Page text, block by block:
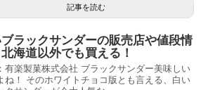
記事を読む
ラックサンダーの販売店や値段情
海道以外でも買える！
有楽製菓株式会社 ブラックサンダー美味しい
ね！ そのホワイトチョコ版とも言える、白い